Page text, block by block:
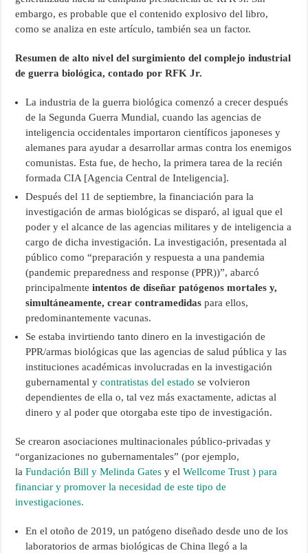
embargo, es probable que el contenido explosivo del libro,
como se analiza en este artículo, también sea un factor.
Resumen de alto nivel del surgimiento del complejo industrial
de guerra biológica, contado por RFK Jr.
La industria de la guerra biológica comenzó a crecer después
de la Segunda Guerra Mundial, cuando las agencias de
inteligencia occidentales importaron científicos japoneses y
alemanes para ayudar a desarrollar armas contra los enemigos
comunistas. Esta fue, de hecho, la primera tarea de la recién
formada CIA [Agencia Central de Inteligencia].
Después del 11 de septiembre, la financiación para la
investigación de armas biológicas se disparó, al igual que el
poder y el alcance de las agencias militares y de inteligencia a
cargo de dicha investigación. La investigación, presentada al
público como “preparación y respuesta a una pandemia
(pandemic preparedness and response (PPR))”, abarcó
principalmenteintentos de diseñar patógenos mortales y,
simultáneamente, crear contramedidas para ellos,
predominantemente vacunas.
Se estaba invirtiendo tanto dinero en la investigación de
PPR/armas biológicas que las agencias de salud pública y las
instituciones académicas involucradas en la investigación
gubernamental ycontratistas del estado se volvieron
dependientes de ella o, tal vez más exactamente, adictas al
dinero y al poder que otorgaba este tipo de investigación.
Se crearon asociaciones multinacionales público-privadas y
“organizaciones no gubernamentales” (por ejemplo,
laFundación Bill y Melinda Gates y elWellcome Trust ) para
financiar y promover la necesidad de este tipo de
investigaciones.
En el otoño de 2019, un patógeno diseñado desde uno de los
laboratorios de armas biológicas de China llegó a la